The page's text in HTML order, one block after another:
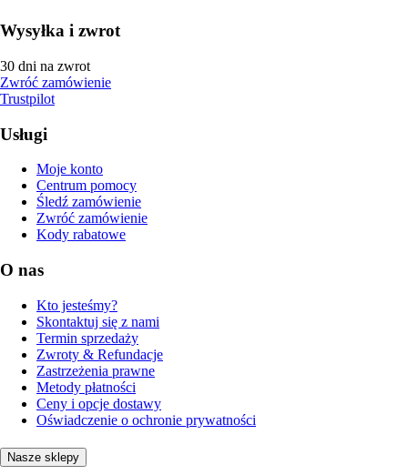
Wysyłka i zwrot
30 dni na zwrot
Zwróć zamówienie
Trustpilot
Usługi
Moje konto
Centrum pomocy
Śledź zamówienie
Zwróć zamówienie
Kody rabatowe
O nas
Kto jesteśmy?
Skontaktuj się z nami
Termin sprzedaży
Zwroty & Refundacje
Zastrzeżenia prawne
Metody płatności
Ceny i opcje dostawy
Oświadczenie o ochronie prywatności
Nasze sklepy